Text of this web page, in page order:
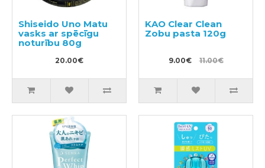
Shiseido Uno Matu
vasks ar spēcīgu
noturību 80g
20.00€
KAO Clear Clean
Zobu pasta 120g
9.00€ 11.00€